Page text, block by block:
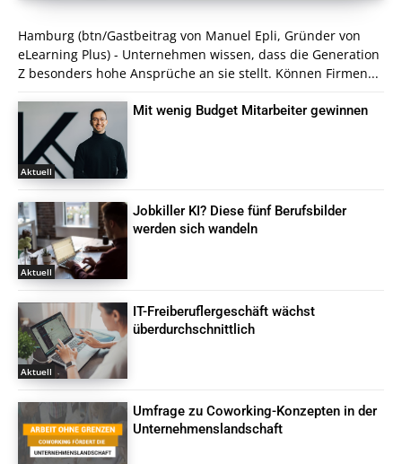
Hamburg (btn/Gastbeitrag von Manuel Epli, Gründer von
eLearning Plus) - Unternehmen wissen, dass die Generation
Z besonders hohe Ansprüche an sie stellt. Können Firmen...
Aktuell
Mit wenig Budget Mitarbeiter gewinnen
Aktuell
Jobkiller KI? Diese fünf Berufsbilder
werden sich wandeln
Aktuell
IT-Freiberuflergeschäft wächst
überdurchschnittlich
Umfrage zu Coworking-Konzepten in der
Unternehmenslandschaft